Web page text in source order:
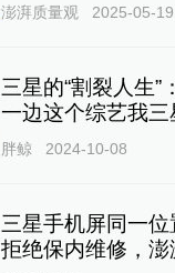
澎湃质量观 2025-05-19
三星的“割裂人生”
一边这个综艺我三
胖鲸 2024-10-08
三星手机屏同一
拒绝保内维修，